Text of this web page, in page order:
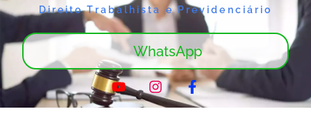
Direito Trabalhista e Previdenciário
WhatsApp